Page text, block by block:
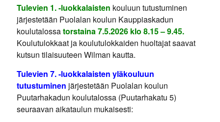
Tulevien 1. -luokkalaisten kouluun tutustuminen
järjestetään Puolalan koulun Kauppiaskadun
koulutalossatorstaina 7.5.2026 klo 8.15 – 9.45.
Koulutulokkaat ja koulutulokkaiden huoltajat saavat
kutsun tilaisuuteen Wilman kautta.
Tulevien 7. -luokkalaisten yläkouluun
tutustuminen järjestetään Puolalan koulun
Puutarhakadun koulutalossa (Puutarhakatu 5)
seuraavan aikataulun mukaisesti: